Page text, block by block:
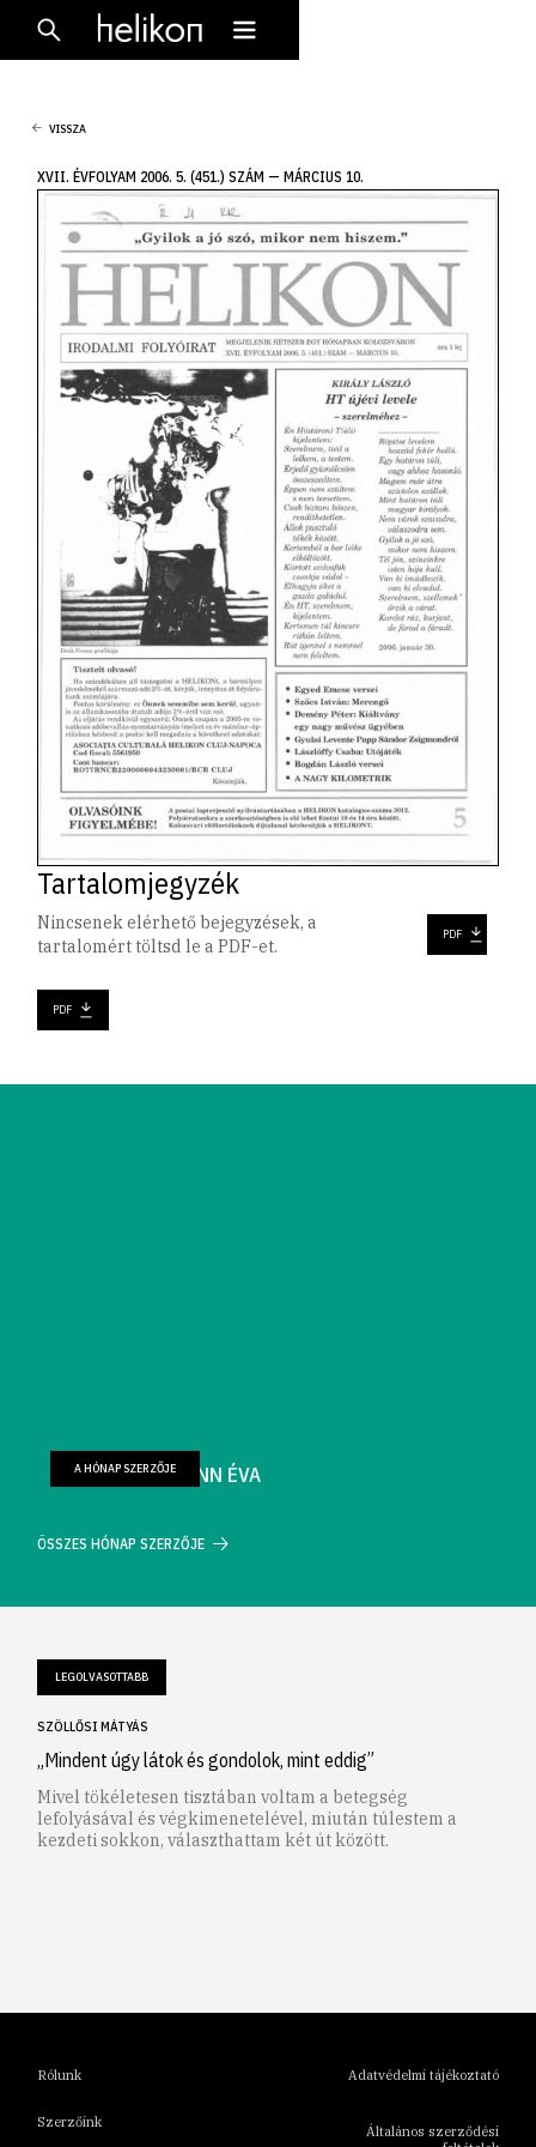
VISSZA
XVII. ÉVFOLYAM 2006. 5. (451.) SZÁM — MÁRCIUS 10.
Tartalomjegyzék
Nincsenek elérhető bejegyzések, a
tartalomért töltsd le a PDF-et.
PDF
PDF
FARKAS WELLMANN ÉVA
A HÓNAP SZERZŐJE
ÖSSZES HÓNAP SZERZŐJE
LEGOLVASOTTABB
SZÖLLŐSI MÁTYÁS
„Mindent úgy látok és gondolok, mint eddig”
Mivel tökéletesen tisztában voltam a betegség
lefolyásával és végkimenetelével, miután túlestem a
kezdeti sokkon, választhattam két út között.
Rólunk
Szerzőink
Adatvédelmi tájékoztató
Általános szerződési